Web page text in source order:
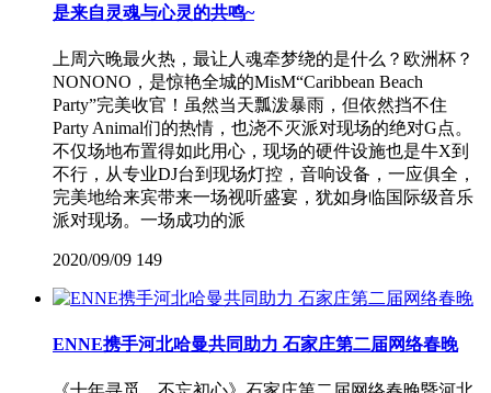
是来自灵魂与心灵的共鸣~
上周六晚最火热，最让人魂牵梦绕的是什么？欧洲杯？
NONONO，是惊艳全城的MisM“Caribbean Beach
Party”完美收官！虽然当天瓢泼暴雨，但依然挡不住
Party Animal们的热情，也浇不灭派对现场的绝对G点。
不仅场地布置得如此用心，现场的硬件设施也是牛X到
不行，从专业DJ台到现场灯控，音响设备，一应俱全，
完美地给来宾带来一场视听盛宴，犹如身临国际级音乐
派对现场。一场成功的派
2020/09/09 149
ENNE携手河北哈曼共同助力 石家庄第二届网络春晚